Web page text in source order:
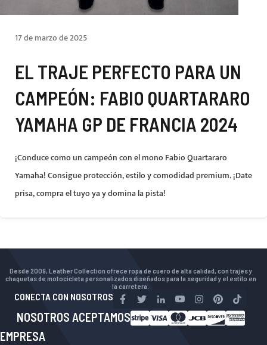
17 de marzo de 2025
EL TRAJE PERFECTO PARA UN
CAMPEÓN: FABIO QUARTARARO
YAMAHA GP DE FRANCIA 2024
¡Conduce como un campeón con el mono Fabio Quartararo
Yamaha! Consigue protección, estilo y comodidad premium. ¡Date
prisa, compra el tuyo ya y domina la pista!
Desde 2009, Leather Collection ofrece ropa de cuero de alta calidad, con trajes y
chaquetas de motocicleta personalizados diseñados para la seguridad y el estilo en
la carretera.
CONECTA CON NOSOTROS
NOSOTROS ACEPTAMOS
EMPRESA